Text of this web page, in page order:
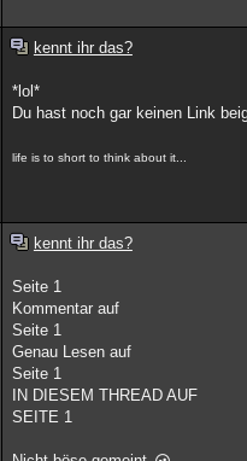
kennt ihr das?
*lol*
Du hast noch gar keinen Link
life is to short to think about it...
kennt ihr das?
Seite 1
Kommentar auf
Seite 1
Genau Lesen auf
Seite 1
IN DIESEM THREAD AUF
SEITE 1